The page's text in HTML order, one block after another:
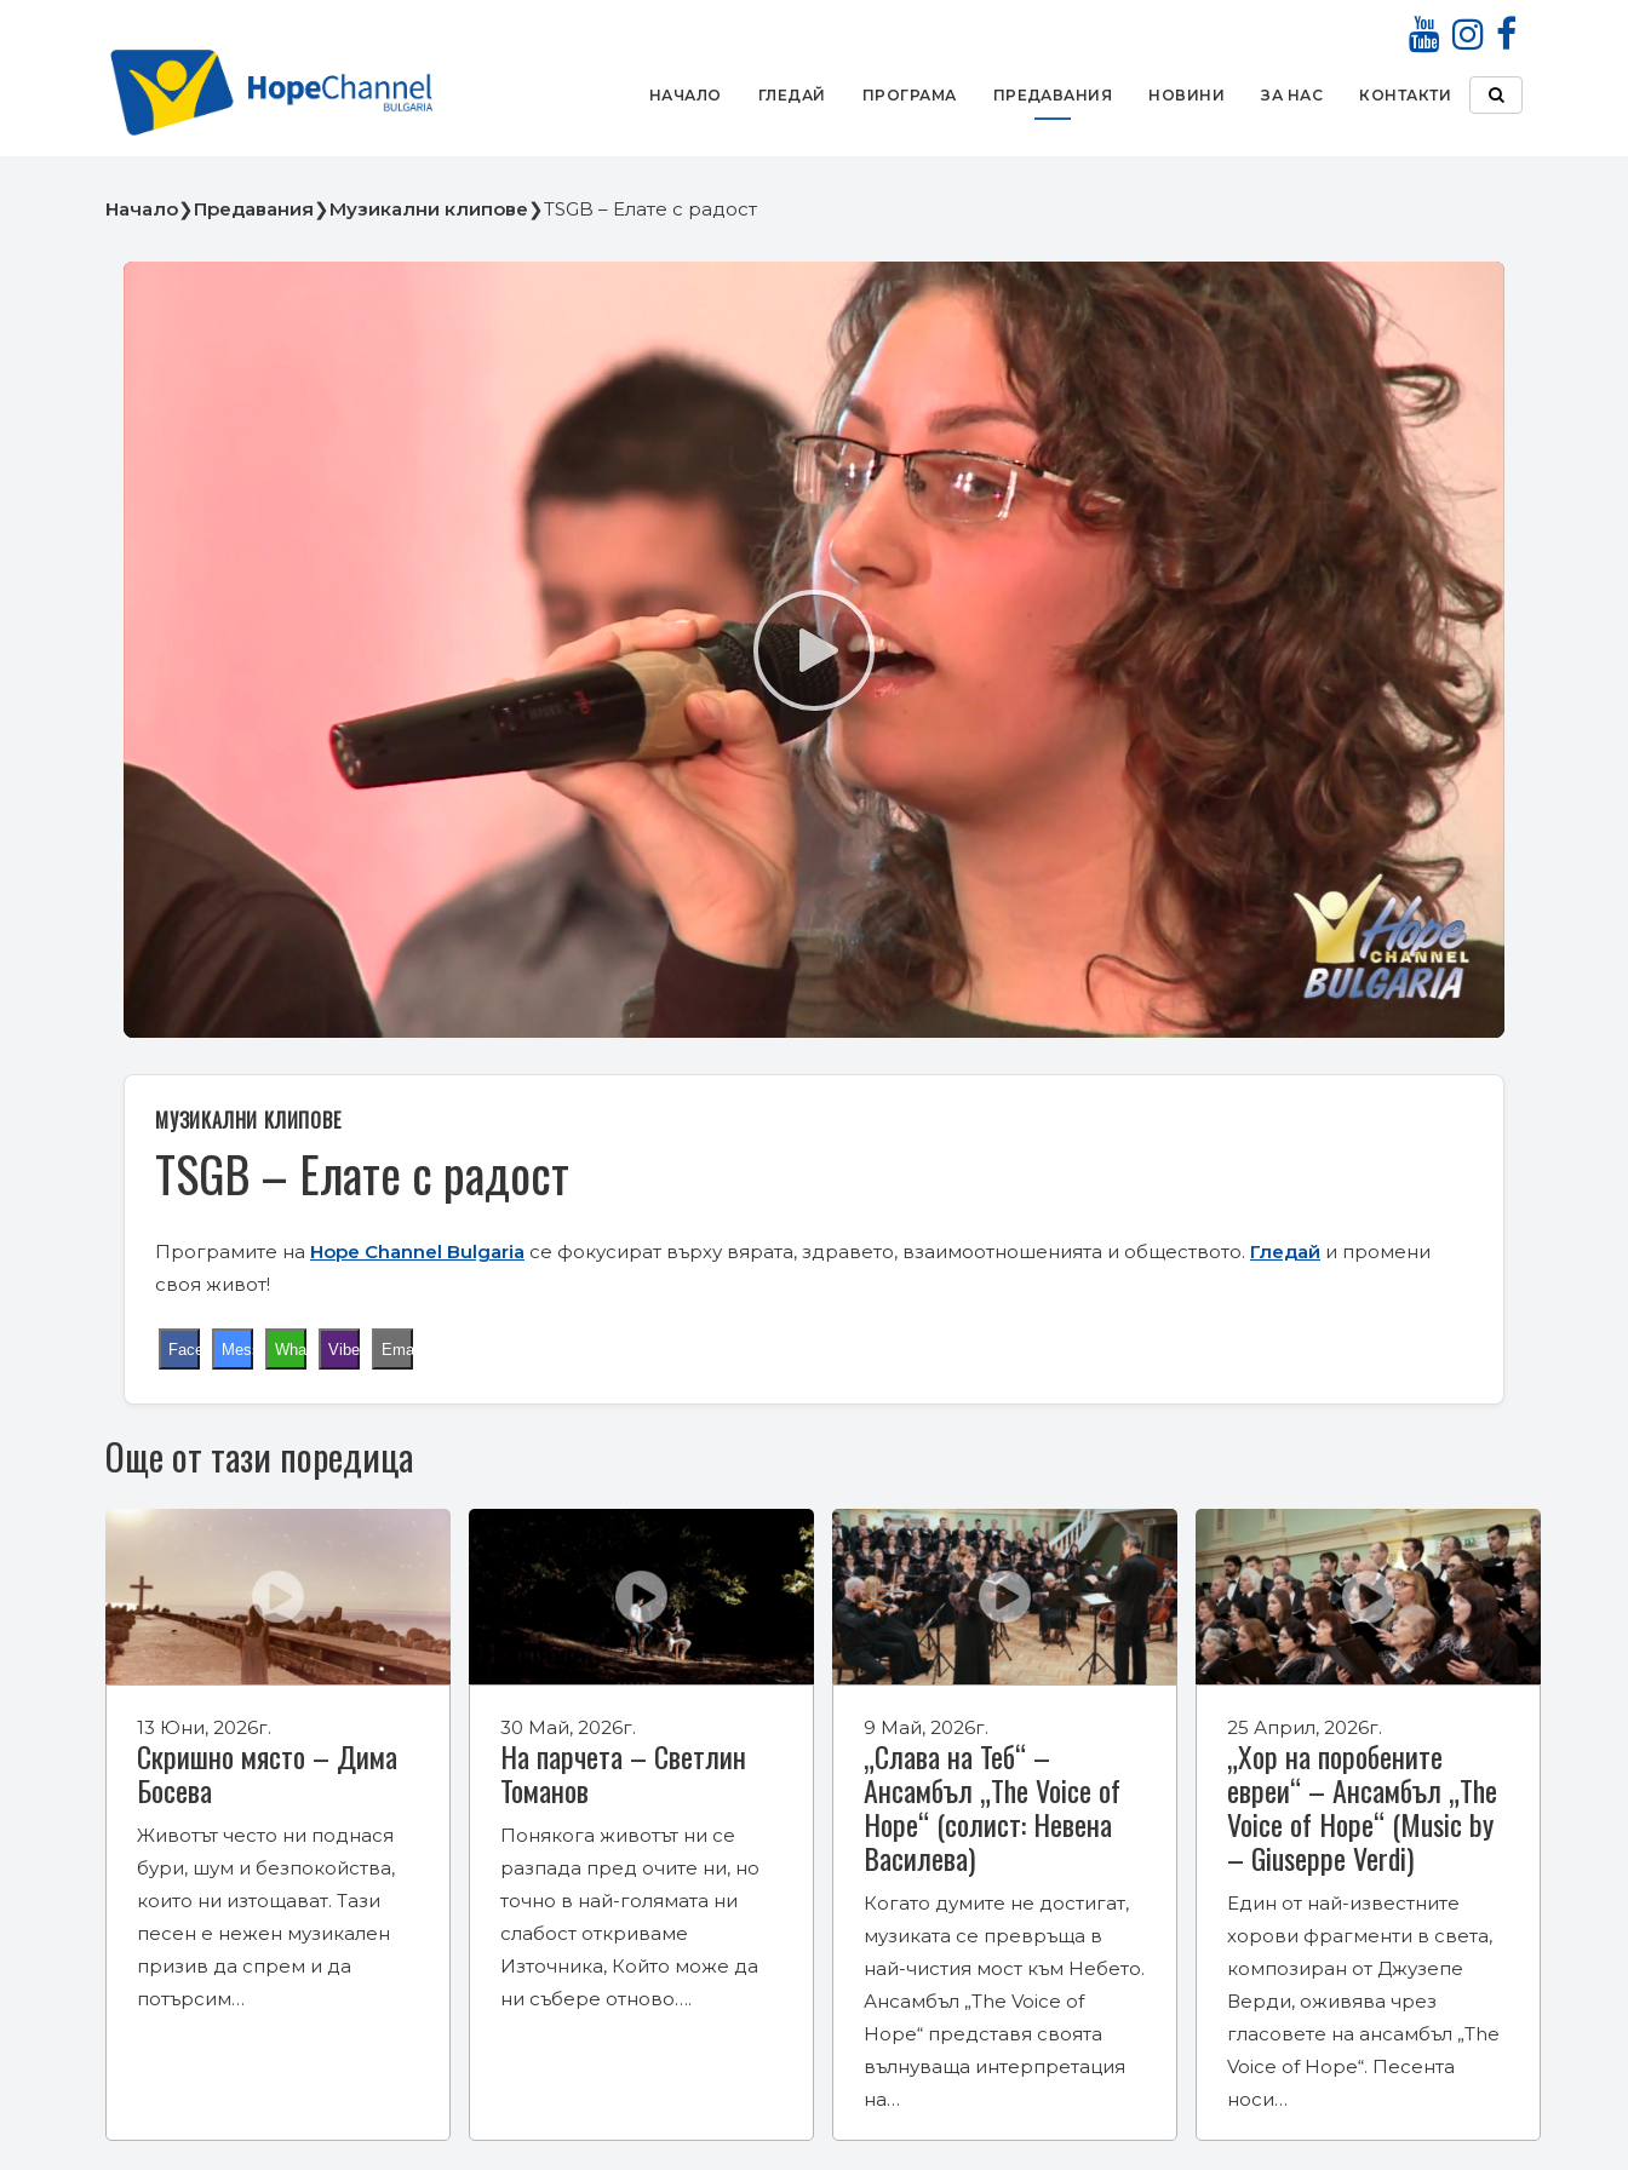
НАЧАЛО ГЛЕДАЙ ПРОГРАМА ПРЕДАВАНИЯ НОВИНИ ЗА НАС КОНТАКТИ
Начало❯Предавания❯Музикални клипове❯TSGB – Елате с радост
Play
Video
МУЗИКАЛНИ КЛИПОВЕ
TSGB – Елате с радост
Програмите на Hope Channel Bulgaria се фокусират върху вярата, здравето, взаимоотношенията и обществото. Гледай и промени
своя живот!
FacebookMessengerWhatsApp
Viber Email
Още от тази поредица
13 Юни, 2026г.
Скришно място – Дима
Босева
Животът често ни поднася
бури, шум и безпокойства,
които ни изтощават. Тази
песен е нежен музикален
призив да спрем и да
потърсим…
30 Май, 2026г.
На парчета – Светлин
Томанов
Понякога животът ни се
разпада пред очите ни, но
точно в най-голямата ни
слабост откриваме
Източника, Който може да
ни събере отново….
9 Май, 2026г.
„Слава на Теб“ –
Ансамбъл „The Voice of
Hope“ (солист: Невена
Василева)
Когато думите не достигат,
музиката се превръща в
най-чистия мост към Небето.
Ансамбъл „The Voice of
Hope“ представя своята
вълнуваща интерпретация
на…
25 Април, 2026г.
„Хор на поробените
евреи“ – Ансамбъл „The
Voice of Hope“ (Music by
– Giuseppe Verdi)
Един от най-известните
хорови фрагменти в света,
композиран от Джузепе
Верди, оживява чрез
гласовете на ансамбъл „The
Voice of Hope“. Песента
носи…